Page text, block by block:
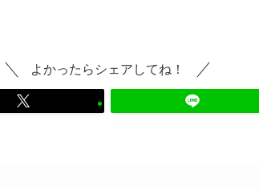
よかったらシェアしてね！